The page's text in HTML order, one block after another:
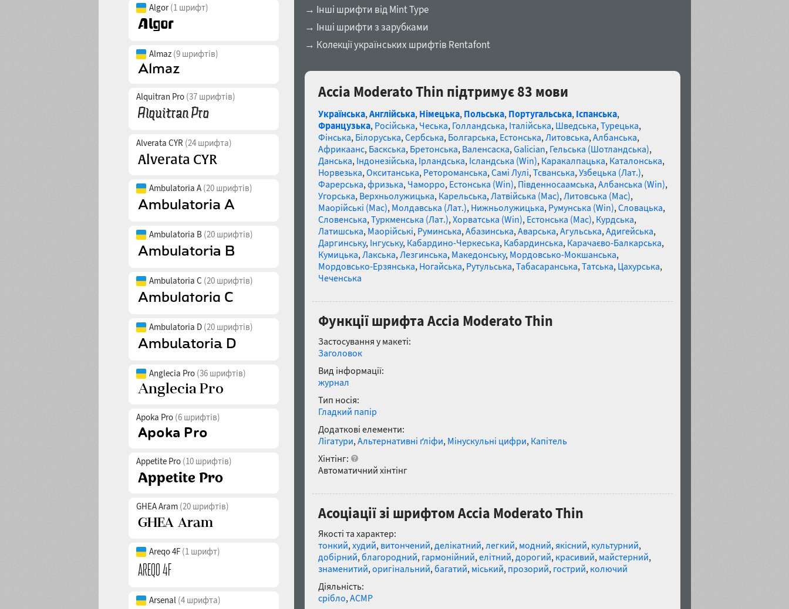
Algor(1 шрифт)
Almaz (9 шрифтів)
Alquitran Pro (37 шрифтів)
Alverata CYR (24 шрифта)
Ambulatoria A (20 шрифтів)
Ambulatoria B (20 шрифтів)
Ambulatoria C (20 шрифтів)
Ambulatoria D (20 шрифтів)
Anglecia Pro (36 шрифтів)
Apoka Pro (6 шрифтів)
Appetite Pro (10 шрифтів)
GHEA Aram (20 шрифтів)
Areqo 4F (1 шрифт)
Arsenal (4 шрифта)
→ Інші шрифти від Mint Type
→ Інші шрифти з зарубками
→ Колекції українських шрифтів Rentafont
Accia Moderato Thin підтримує 83 мови
Українська,Англійська, Німецька, Польська, Португальська, Іспанська,
Французька, Російська, Чеська, Голландська, Італійська, Шведська,Турецька,
Фінська, Білоруська,Сербська, Болгарська, Естонська,Литовська,Албанська,
Африкаанс, Баскська, Бретонська, Валенсаска,Galician, Гельська (Шотландська),
Данська, Індонезійська, Ірландська, Ісландська (Win), Каракалпацька, Каталонська,
Норвезька,Окситанська, Ретороманська,Самі Лулі,Тсванська,Узбецька (Лат.),
Фарерська,фризька, Чаморро, Естонська (Win), Південносаамська,Албанська (Win),
Угорська, Верхньолужицька, Карельська,Латвійська (Mac),Литовська (Mac),
Маорійські (Mac), Молдавська (Лат.), Нижньолужицька, Румунська (Win),Словацька,
Словенська,Туркменська (Лат.),Хорватська (Win), Естонська (Mac), Курдська,
Латишська, Маорійські, Руминська,Абазинська,Аварська,Агульська,Адигейська,
Даргинську, Інгуську, Кабардино-Черкеська, Кабардинська, Карачаєво-Балкарська,
Кумицька,Лакська,Лезгинська, Македонську, Мордовсько-Мокшанська,
Мордовсько-Ерзянська, Ногайська, Рутульська,Табасаранська,Татська, Цахурська,
Чеченська
Функції шрифта Accia Moderato Thin
Застосування у макеті:
Заголовок
Вид інформації:
журнал
Тип носія:
Гладкий папір
Додаткові елементи:
Лігатури,Альтернативні ґліфи, Мінускульні цифри, Капітель
Хінтінг:
Автоматичний хінтінг
Асоціації зі шрифтом Accia Moderato Thin
Якості та характер:
тонкий,худий, витончений,делікатний,легкий, модний,якісний, культурний,
добірний,благородний, гармонійний,елітний,дорогий, красивий, майстерний,
знаменитий,оригінальний,багатий, міський, прозорий, гострий, колючий
Діяльність:
срібло,АСМР